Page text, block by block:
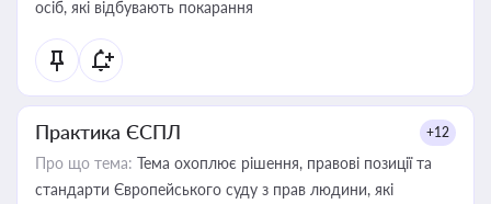
осіб, які відбувають покарання
Практика ЄСПЛ +12
Про що тема: Тема охоплює рішення, правові позиції та
стандарти Європейського суду з прав людини, які